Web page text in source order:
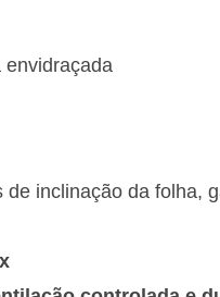
envidraçada
de inclinação da folha,